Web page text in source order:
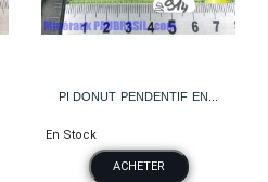
PI DONUT PENDENTIF EN...
En Stock
ACHETER